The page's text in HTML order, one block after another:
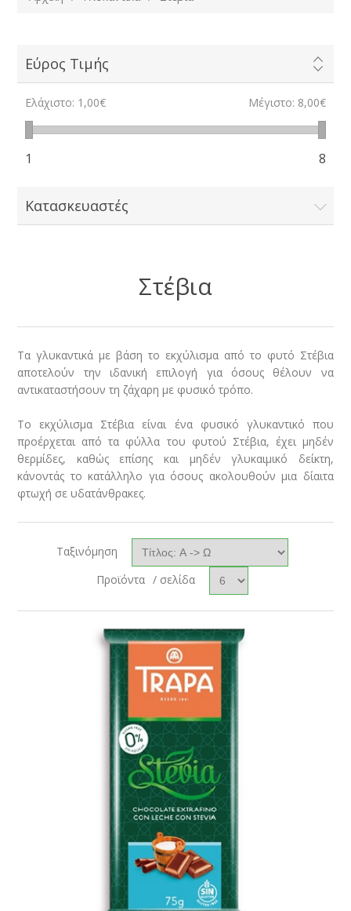
Εύρος Τιμής
Ελάχιστο: 1,00€ Μέγιστο: 8,00€
1 8
Κατασκευαστές
Στέβια
Τα γλυκαντικά με βάση το εκχύλισμα από το φυτό Στέβια
αποτελούν την ιδανική επιλογή για όσους θέλουν να
αντικαταστήσουν τη ζάχαρη με φυσικό τρόπο.
Το εκχύλισμα Στέβια είναι ένα φυσικό γλυκαντικό που
προέρχεται από τα φύλλα του φυτού Στέβια, έχει μηδέν
θερμίδες, καθώς επίσης και μηδέν γλυκαιμικό δείκτη,
κάνοντάς το κατάλληλο για όσους ακολουθούν μια δίαιτα
φτωχή σε υδατάνθρακες.
Ταξινόμηση
Προϊόντα / σελίδα